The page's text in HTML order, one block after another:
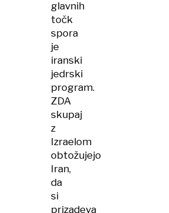
glavnih
točk
spora
je
iranski
jedrski
program.
ZDA
skupaj
z
Izraelom
obtožujejo
Iran,
da
si
prizadeva